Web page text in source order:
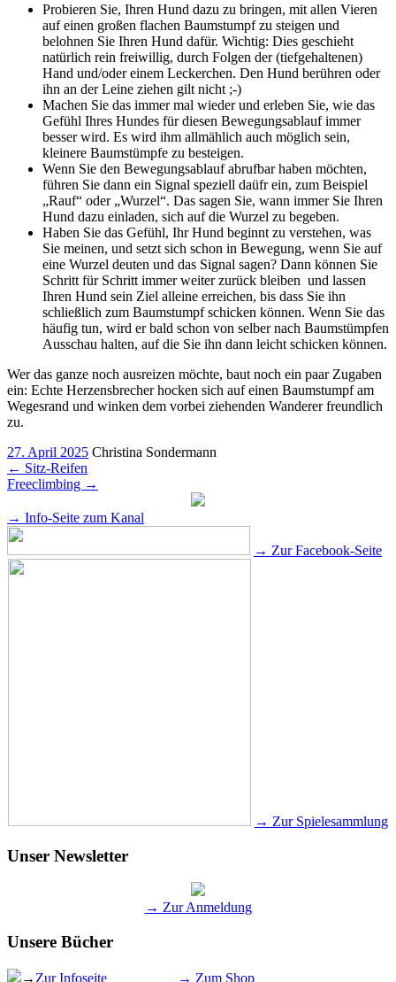
Probieren Sie, Ihren Hund dazu zu bringen, mit allen Vieren
auf einen großen flachen Baumstumpf zu steigen und
belohnen Sie Ihren Hund dafür. Wichtig: Dies geschieht
natürlich rein freiwillig, durch Folgen der (tiefgehaltenen)
Hand und/oder einem Leckerchen. Den Hund berühren oder
ihn an der Leine ziehen gilt nicht ;-)
Machen Sie das immer mal wieder und erleben Sie, wie das
Gefühl Ihres Hundes für diesen Bewegungsablauf immer
besser wird. Es wird ihm allmählich auch möglich sein,
kleinere Baumstümpfe zu besteigen.
Wenn Sie den Bewegungsablauf abrufbar haben möchten,
führen Sie dann ein Signal speziell daüfr ein, zum Beispiel
„Rauf“ oder „Wurzel“. Das sagen Sie, wann immer Sie Ihren
Hund dazu einladen, sich auf die Wurzel zu begeben.
Haben Sie das Gefühl, Ihr Hund beginnt zu verstehen, was
Sie meinen, und setzt sich schon in Bewegung, wenn Sie auf
eine Wurzel deuten und das Signal sagen? Dann können Sie
Schritt für Schritt immer weiter zurück bleiben und lassen
Ihren Hund sein Ziel alleine erreichen, bis dass Sie ihn
schließlich zum Baumstumpf schicken können. Wenn Sie das
häufig tun, wird er bald schon von selber nach Baumstümpfen
Ausschau halten, auf die Sie ihn dann leicht schicken können.
Wer das ganze noch ausreizen möchte, baut noch ein paar Zugaben
ein: Echte Herzensbrecher hocken sich auf einen Baumstumpf am
Wegesrand und winken dem vorbei ziehenden Wanderer freundlich
zu.
27. April 2025 Christina Sondermann
← Sitz-Reifen
Freeclimbing →
→ Info-Seite zum Kanal
→ Zur Facebook-Seite
→ Zur Spielesammlung
Unser Newsletter
→ Zur Anmeldung
Unsere Bücher
→ Zur Infoseite → Zum Shop